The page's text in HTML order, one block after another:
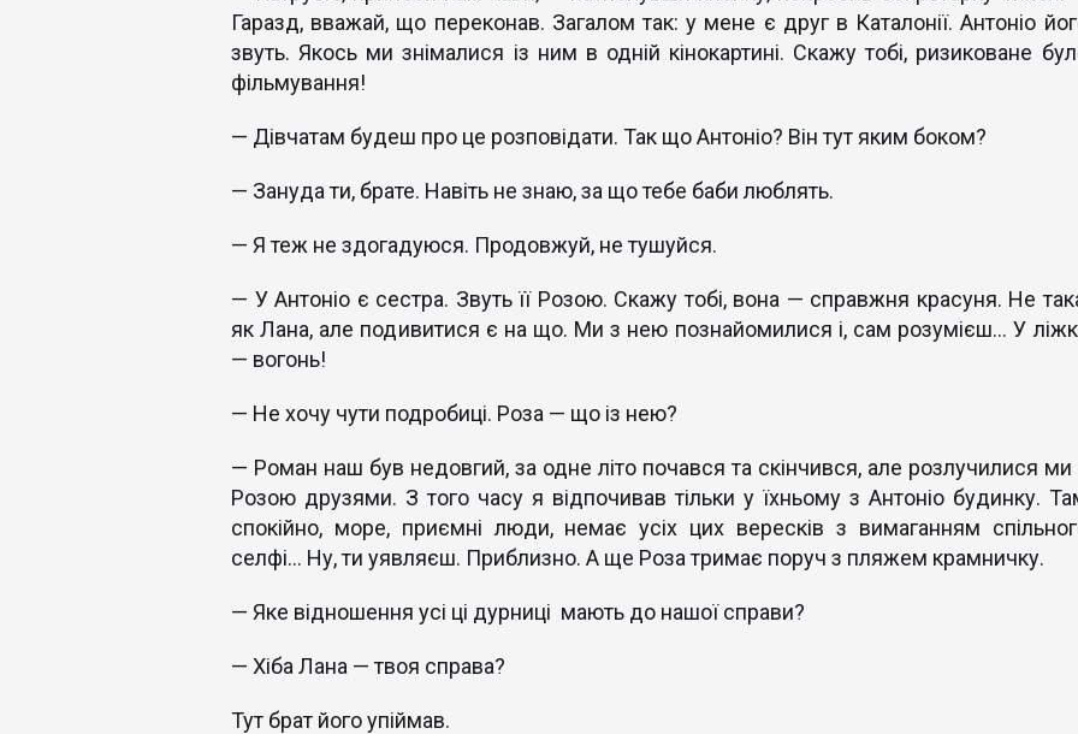
Гаразд, вважай, що переконав. Загалом так: у мене є друг в Каталонії. Антоніо
звуть. Якось ми знімалися із ним в одній кінокартині. Скажу тобі, ризиковане
фільмування!
— Дівчатам будеш про це розповідати. Так що Антоніо? Він тут яким боком?
— Зануда ти, брате. Навіть не знаю, за що тебе баби люблять.
— Я теж не здогадуюся. Продовжуй, не тушуйся.
— У Антоніо є сестра. Звуть її Розою. Скажу тобі, вона — справжня красуня. Не
як Лана, але подивитися є на що. Ми з нею познайомилися і, сам розумієш... У
— вогонь!
— Не хочу чути подробиці. Роза — що із нею?
— Роман наш був недовгий, за одне літо почався та скінчився, але розлучилися ми
Розою друзями. З того часу я відпочивав тільки у їхньому з Антоніо будинку.
спокійно, море, приємні люди, немає усіх цих вересків з вимаганням
селфі… Ну, ти уявляєш. Приблизно. А ще Роза тримає поруч з пляжем крамничку.
— Яке відношення усі ці дурниці мають до нашої справи?
— Хіба Лана — твоя справа?
Тут брат його упіймав.